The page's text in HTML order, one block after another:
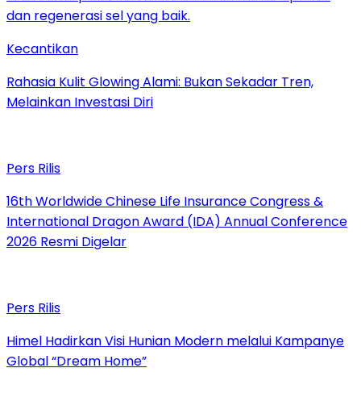
Kecantikan
Rahasia Kulit Glowing Alami: Bukan Sekadar Tren,
Melainkan Investasi Diri
Pers Rilis
16th Worldwide Chinese Life Insurance Congress &
International Dragon Award (IDA) Annual Conference
2026 Resmi Digelar
Pers Rilis
Himel Hadirkan Visi Hunian Modern melalui Kampanye
Global “Dream Home”